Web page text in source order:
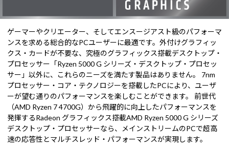
ゲーマーやクリエーター、そしてエンスージアスト級のパフォーマ
ンスを求める総合的なPCユーザーに最適です。外付けグラフィッ
クス・カードが不要な、究極のグラフィックス搭載デスクトップ・
プロセッサー「Ryzen 5000 G シリーズ・デスクトップ・プロセッ
サー」以外に、これらのニーズを満たす製品はありません。 7nm
プロセッサー・コア・テクノロジーを搭載したPCにより、ユーザ
ーが望む通りのパフォーマンスを楽しむことができます。 前世代
（AMD Ryzen 7 4700G）から飛躍的に向上したパフォーマンスを
発揮するRadeon グラフィックス搭載AMD Ryzen 5000 G シリーズ
デスクトップ・プロセッサーなら、メインストリームのPCで超高
速の応答性とマルチスレッド・パフォーマンスが実現します。